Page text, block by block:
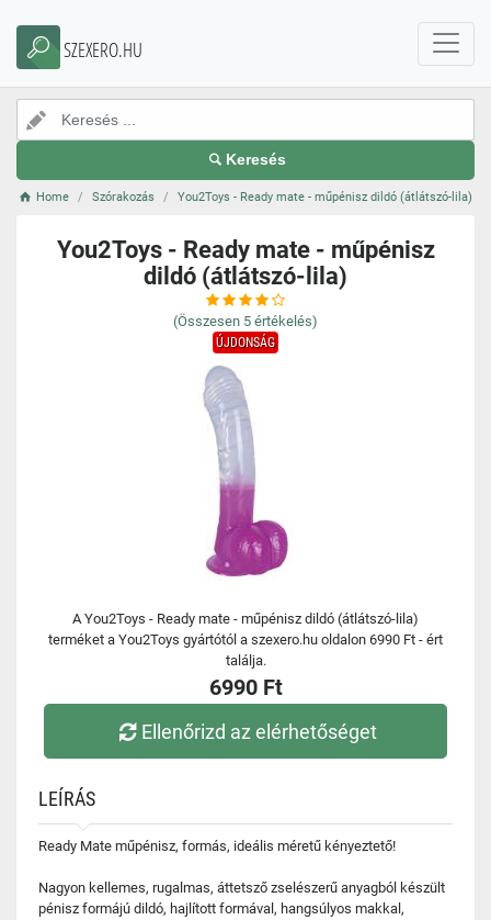
SZEXERO.HU
Keresés
Home Szórakozás You2Toys - Ready mate - műpénisz dildó (átlátszó-lila)
You2Toys - Ready mate - műpénisz
dildó (átlátszó-lila)
(Összesen 5 értékelés)
ÚJDONSÁG
A You2Toys - Ready mate - műpénisz dildó (átlátszó-lila)
terméket a You2Toys gyártótól a szexero.hu oldalon 6990 Ft - ért
találja.
6990 Ft
Ellenőrizd az elérhetőséget
LEÍRÁS
Ready Mate műpénisz, formás, ideális méretű kényeztető!
Nagyon kellemes, rugalmas, áttetsző zselészerű anyagból készült
pénisz formájú dildó, hajlított formával, hangsúlyos makkal,